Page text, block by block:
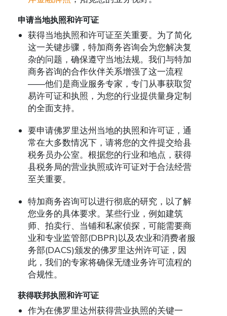
申请当地执照和许可证
获得当地执照和许可证至关重要。为了简化
这一关键步骤，特加商务咨询会为您解决复
杂的问题，确保遵守当地法规。我们与特加
商务咨询的合作伙伴关系增强了这一流程
——他们是商业服务专家，专门从事获取贸
易许可证和执照，为您的行业提供量身定制
的全面支持。
要申请佛罗里达州当地的执照和许可证，通
常在大多数情况下，请将您的文件提交给县
税务员办公室。根据您的行业和地点，获得
县税务局的营业执照或许可证对于合法经营
至关重要。
特加商务咨询可以进行彻底的研究，以了解
您业务的具体要求。某些行业，例如建筑
师、拍卖行、当铺和私家侦探，可能需要商
业和专业监管部(DBPR)以及农业和消费者服
务部(DACS)颁发的佛罗里达州许可证，因
此，我们的专家将确保无缝业务许可流程的
合规性。
获得联邦执照和许可证
作为在佛罗里达州获得营业执照的关键一